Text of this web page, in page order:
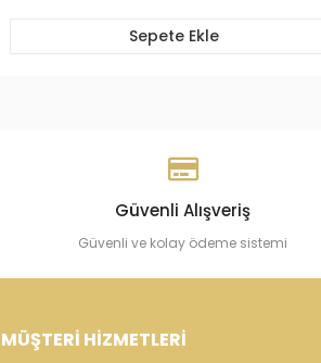
Sepete Ekle
Güvenli Alışveriş
Güvenli ve kolay ödeme sistemi
MÜŞTERİ HİZMETLERİ